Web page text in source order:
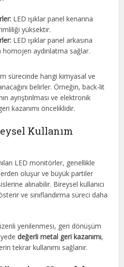
LED ışıklar panel kenarına
yüksektir.
LED ışıklar panel arkasına
aydınlatma sağlar.
sürecinde hangi kimyasal ve
belirler. Örneğin, back-lit
ayrıştırılması ve elektronik
kazanımı önceliklidir.
Kullanım
LED monitörler, genellikle
oluşur ve büyük partiler
alınabilir. Bireysel kullanıcı
ve sınıflandırma süreci daha
yenilenmesi, geri dönüşüm
değerli metal geri kazanımı,
tekrar kullanımı sağlanır.